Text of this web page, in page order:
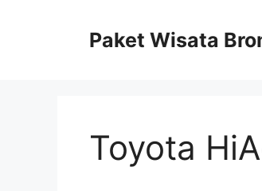
Paket Wisata
Toyota